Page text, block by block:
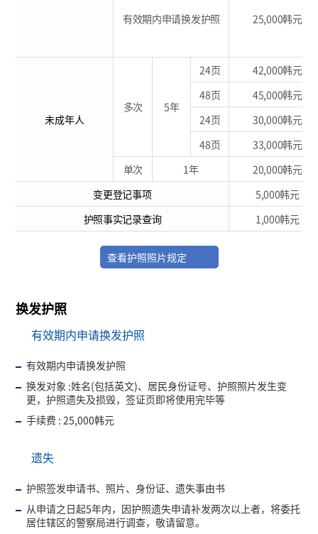
有效期内申请换发护照 25,000韩元
未成年人
多次 5年
24页
42,000韩元
48页
45,000韩元
24页
30,000韩元
48页
33,000韩元
单次
1年
20,000韩元
变更登记事项
5,000韩元
护照事实记录查询
1,000韩元
查看护照照片规定
换发护照
有效期内申请换发护照
有效期内申请换发护照
换发对象 :姓名(包括英文)、居民身份证号、护照照片发生变
更，护照遗失及损毁，签证页即将使用完毕等
手续费 : 25,000韩元
遗失
护照签发申请书、照片、身份证、遗失事由书
从申请之日起5年内，因护照遗失申请补发两次以上者，将委托
居住辖区的警察局进行调查，敬请留意。